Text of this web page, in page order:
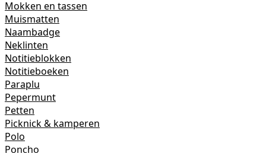
Mokken en tassen
Muismatten
Naambadge
Neklinten
Notitieblokken
Notitieboeken
Paraplu
Pepermunt
Petten
Picknick & kamperen
Polo
Poncho